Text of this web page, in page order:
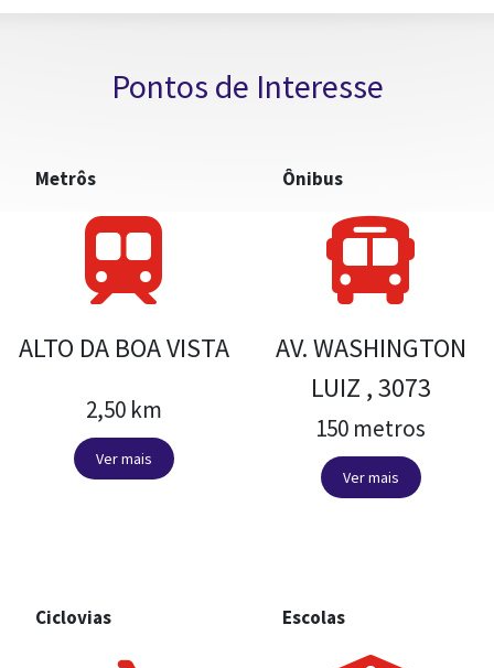
Pontos de Interesse
Metrôs
ALTO DA BOA VISTA
2,50 km
Ver mais
Ônibus
AV. WASHINGTON
LUIZ , 3073
150 metros
Ver mais
Ciclovias Escolas